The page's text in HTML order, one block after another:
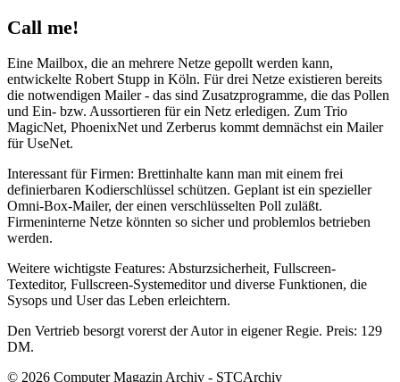
Call me!
Eine Mailbox, die an mehrere Netze gepollt werden kann,
entwickelte Robert Stupp in Köln. Für drei Netze existieren bereits
die notwendigen Mailer - das sind Zusatzprogramme, die das Pollen
und Ein- bzw. Aussortieren für ein Netz erledigen. Zum Trio
MagicNet, PhoenixNet und Zerberus kommt demnächst ein Mailer
für UseNet.
Interessant für Firmen: Brettinhalte kann man mit einem frei
definierbaren Kodierschlüssel schützen. Geplant ist ein spezieller
Omni-Box-Mailer, der einen verschlüsselten Poll zuläßt.
Firmeninterne Netze könnten so sicher und problemlos betrieben
werden.
Weitere wichtigste Features: Absturzsicherheit, Fullscreen-
Texteditor, Fullscreen-Systemeditor und diverse Funktionen, die
Sysops und User das Leben erleichtern.
Den Vertrieb besorgt vorerst der Autor in eigener Regie. Preis: 129
DM.
© 2026 Computer Magazin Archiv - STCArchiv